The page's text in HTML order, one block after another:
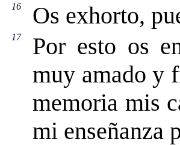
16 Os exhorto,
17
Por esto os
muy amado y
memoria mis
mi enseñanza